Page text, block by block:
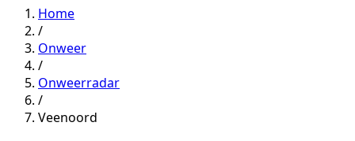
Home
/
Onweer
/
Onweerradar
/
Veenoord